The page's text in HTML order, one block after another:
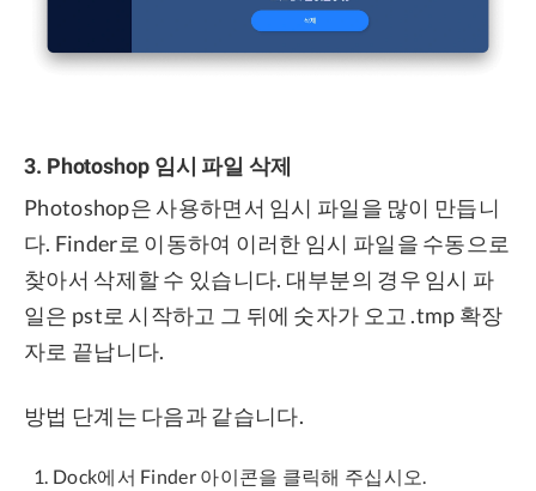
3. Photoshop 임시 파일 삭제
Photoshop은 사용하면서 임시 파일을 많이 만듭니
다. Finder로 이동하여 이러한 임시 파일을 수동으로
찾아서 삭제할 수 있습니다. 대부분의 경우 임시 파
일은 pst로 시작하고 그 뒤에 숫자가 오고 .tmp 확장
자로 끝납니다.
방법 단계는 다음과 같습니다.
Dock에서 Finder 아이콘을 클릭해 주십시오.